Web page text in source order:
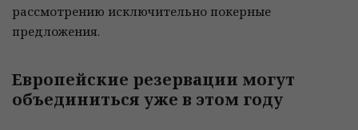
рассмотрению исключительно покерные
предложения.
Европейские резервации могут
объединиться уже в этом году